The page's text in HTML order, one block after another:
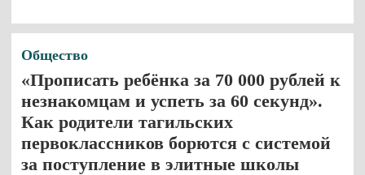
Общество
«Прописать ребёнка за 70 000 рублей к
незнакомцам и успеть за 60 секунд».
Как родители тагильских
первоклассников борются с системой
за поступление в элитные школы